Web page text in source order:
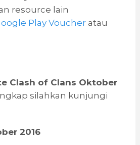
resource lain
Play Voucheratau
Clash of Clans Oktober
silahkan kunjungi
2016